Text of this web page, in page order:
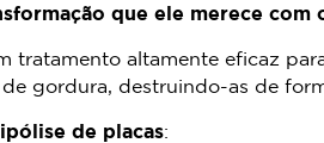
que ele merece
tratamento altamente eficaz
gordura, destruindo-as de
de placas: